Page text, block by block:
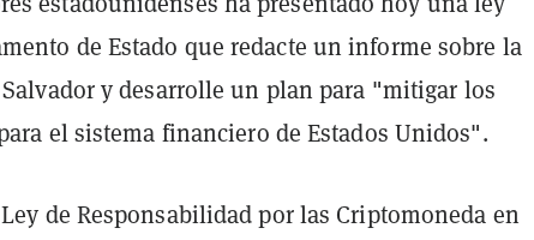
de Estado que redacte un informe sobre la
y desarrolle un plan para "mitigar los
el sistema financiero de Estados Unidos".
de Responsabilidad por las Criptomoneda en